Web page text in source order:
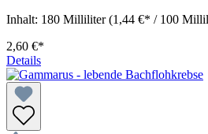
Inhalt: 180 Milliliter(1,44 €* / 100
2,60 €*
Details